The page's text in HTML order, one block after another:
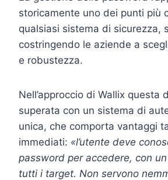
storicamente uno dei punti più
qualsiasi sistema di sicurezza,
costringendo le aziende a
e robustezza.
Nell’approccio di Wallix questa
superata con un sistema di
unica, che comporta vantaggi
immediati: «l’utente deve
password per accedere, con
tutti i target. Non servono